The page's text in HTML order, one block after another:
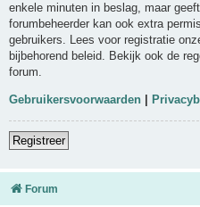
enkele minuten in beslag, maar
forumbeheerder kan ook extra
gebruikers. Lees voor registratie
bijbehorend beleid. Bekijk ook de
forum.
Gebruikersvoorwaarden
Registreer
Forum